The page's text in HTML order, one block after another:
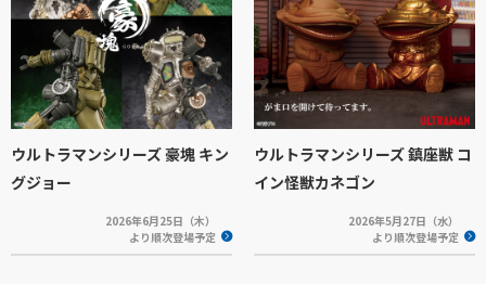
ウルトラマンシリーズ 豪塊 キン
グジョー
2026年6月25日（木）
より順次登場予定
ウルトラマンシリーズ 鎮座獣 コ
イン怪獣カネゴン
2026年5月27日（水）
より順次登場予定